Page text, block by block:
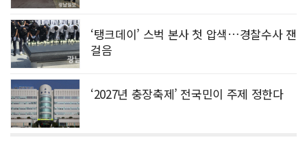
‘탱크데이’ 스벅 본사 첫 압색…경찰수사 잰
걸음
‘2027년 충장축제’ 전국민이 주제 정한다